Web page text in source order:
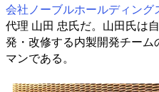
会社ノーブルホールディング
代理 山田 忠氏だ。山田氏は
発・改修する内製開発チー
マンである。